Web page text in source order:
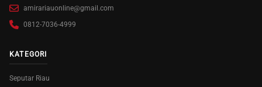
amirariauonline@gmail.com
0812-7036-4999
KATEGORI
Seputar Riau